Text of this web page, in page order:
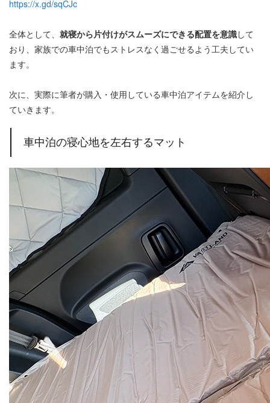
https://x.gd/sqCJc
全体として、 就寝から片付けがスムーズにできる配置を意識して
おり、家族での車中泊でもストレスなく過ごせるよう工夫してい
ます。
次に、実際に筆者が購入・使用している車中泊アイテムを紹介し
ていきます。
車中泊の寝心地を左右するマット